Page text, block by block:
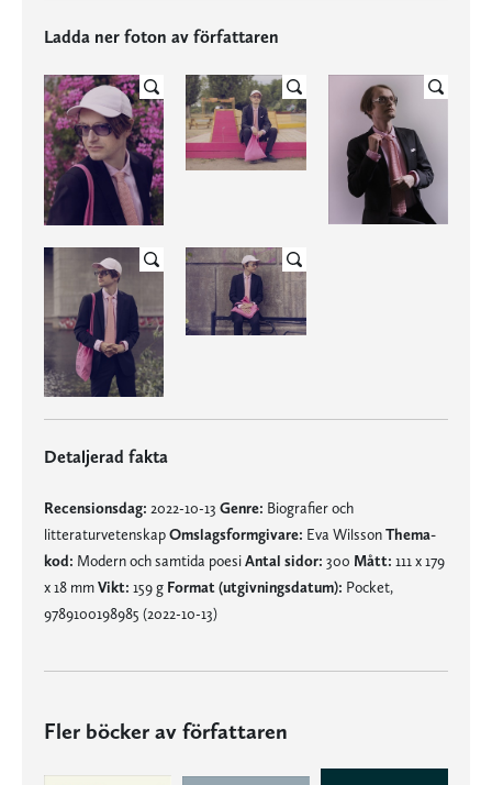
Ladda ner foton av författaren
Detaljerad fakta
Recensionsdag: 2022-10-13 Genre: Biografier och
litteraturvetenskapOmslagsformgivare: Eva WilssonThema-
kod: Modern och samtida poesiAntal sidor: 300 Mått: 111 x 179
x 18 mmVikt: 159 g Format (utgivningsdatum): Pocket,
9789100198985 (2022-10-13)
Fler böcker av författaren